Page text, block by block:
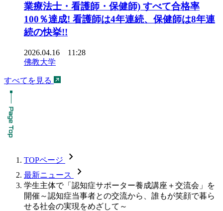
業療法士・看護師・保健師) すべて合格率
100％達成! 看護師は4年連続、保健師は8年連
続の快挙!!
2026.04.16 11:28
佛教大学
すべてを見る
TOPページ chevron_forward
最新ニュース chevron_forward
学生主体で「認知症サポーター養成講座＋交流会」を
開催～認知症当事者との交流から、誰もが笑顔で暮ら
せる社会の実現をめざして～